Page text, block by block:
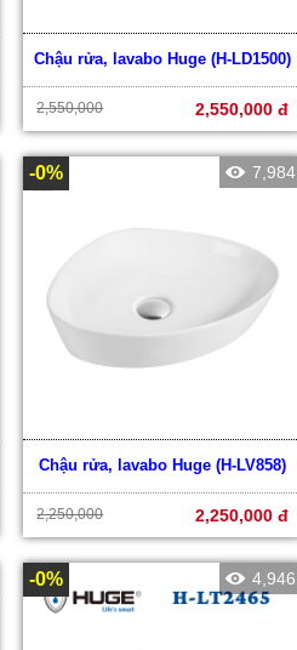
Chậu rửa, lavabo Huge (H-LD1500)
2,550,000 2,550,000 đ
-0% 7,984
Chậu rửa, lavabo Huge (H-LV858)
2,250,000 2,250,000 đ
-0% 4,946